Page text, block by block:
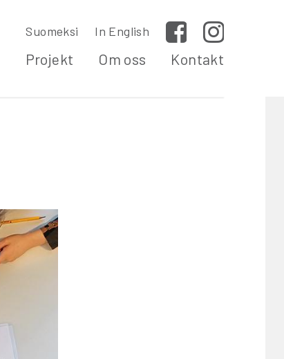
Suomeksi In English Facebook
Projekt Om oss Kontakt